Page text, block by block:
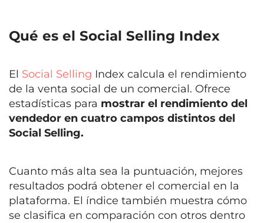
Qué es el Social Selling Index
El Social Selling Index calcula el rendimiento
de la venta social de un comercial. Ofrece
estadísticas para mostrar el rendimiento del
vendedor en cuatro campos distintos del
Social Selling.
Cuanto más alta sea la puntuación, mejores
resultados podrá obtener el comercial en la
plataforma. El índice también muestra cómo
se clasifica en comparación con otros dentro